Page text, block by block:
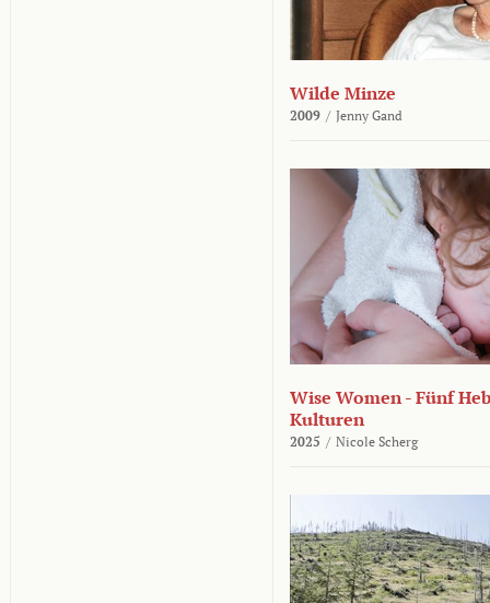
Wilde Minze
2009 / Jenny Gand
Wise Women - Fünf
Kulturen
2025 / Nicole Scherg